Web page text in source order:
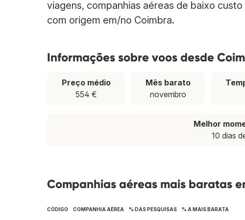
viagens, companhias aéreas de baixo
com origem em/no Coimbra.
Informações sobre voos desde
Preço médio
554 €
Mês barato
novembro
Melhor
10 dias
Companhias aéreas mais baratas
CÓDIGO COMPANHIA AÉREA % DAS PESQUISAS % A MAIS BARATA